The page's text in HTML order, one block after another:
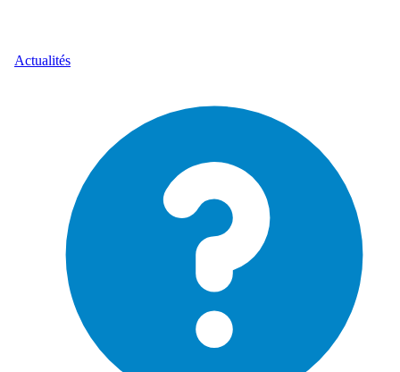
Actualités